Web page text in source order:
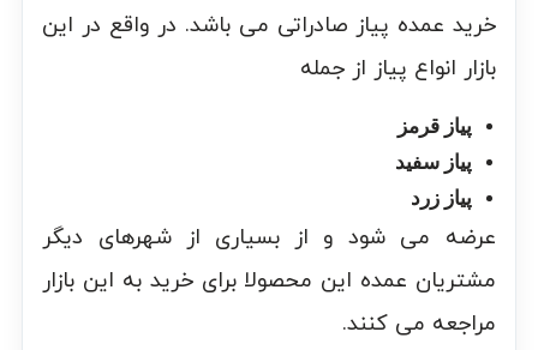
خرید عمده پیاز صادراتی می باشد. در واقع در این
بازار انواع پیاز از جمله
پیاز قرمز
پیاز سفید
پیاز زرد
عرضه می شود و از بسیاری از شهرهای دیگر
مشتریان عمده این محصولا برای خرید به این بازار
مراجعه می کنند.